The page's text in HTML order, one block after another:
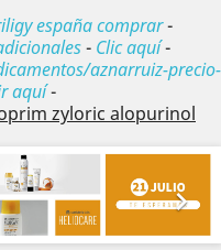
españa comprar-
- Clic aquí-
aznarruiz-precio-
aquí-
zyloric alopurinol
